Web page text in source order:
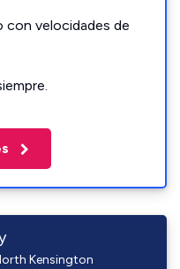
con velocidades de
Kensington